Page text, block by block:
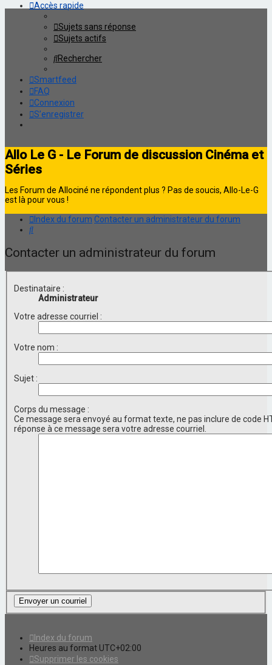
Accès rapide
Sujets sans réponse
Sujets actifs
Rechercher
Smartfeed
FAQ
Connexion
S’enregistrer
Allo Le G - Le Forum de discussion Cinéma et
Séries
Les Forum de Allociné ne répondent plus ? Pas de soucis, Allo-Le-G
est là pour vous !
Index du forum Contacter un administrateur du forum
Rechercher
Contacter un administrateur du forum
Destinataire :
Administrateur
Votre adresse courriel :
Votre nom :
Sujet :
Corps du message :
Ce message sera envoyé au format texte, ne pas inclure de code
réponse à ce message sera votre adresse courriel.
Index du forum
Heures au format UTC+02:00
Supprimer les cookies